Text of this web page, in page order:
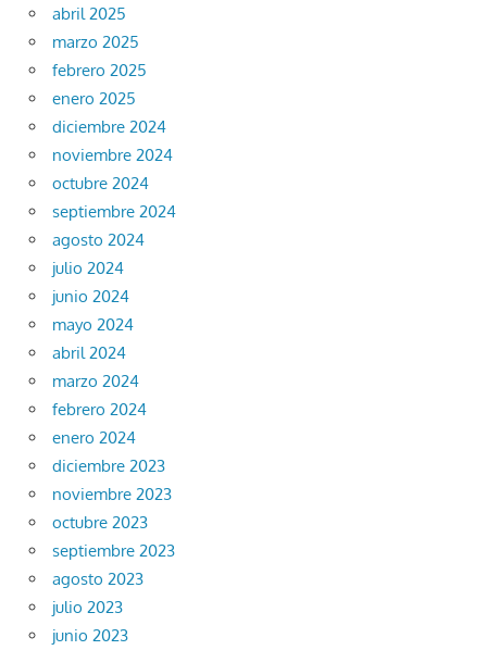
abril 2025
marzo 2025
febrero 2025
enero 2025
diciembre 2024
noviembre 2024
octubre 2024
septiembre 2024
agosto 2024
julio 2024
junio 2024
mayo 2024
abril 2024
marzo 2024
febrero 2024
enero 2024
diciembre 2023
noviembre 2023
octubre 2023
septiembre 2023
agosto 2023
julio 2023
junio 2023